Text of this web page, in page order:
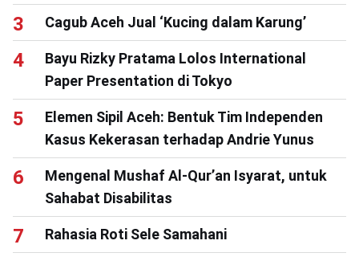
Cagub Aceh Jual ‘Kucing dalam Karung’
Bayu Rizky Pratama Lolos International
Paper Presentation di Tokyo
Elemen Sipil Aceh: Bentuk Tim Independen
Kasus Kekerasan terhadap Andrie Yunus
Mengenal Mushaf Al-Qur’an Isyarat, untuk
Sahabat Disabilitas
Rahasia Roti Sele Samahani